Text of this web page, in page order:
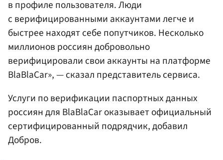
в профиле пользователя. Люди
с верифицированными аккаунтами легче и
быстрее находят себе попутчиков. Несколько
миллионов россиян добровольно
верифицировали свои аккаунты на платформе
BlaBlaCar», — сказал представитель сервиса.
Услуги по верификации паспортных данных
россиян для BlaBlaCar оказывает официальный
сертифицированный подрядчик, добавил
Добров.